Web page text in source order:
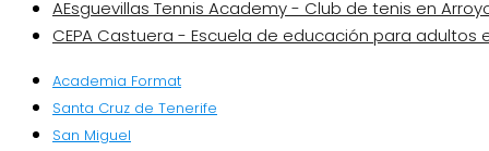
AEsguevillas Tennis Academy - Club de tenis en
CEPA Castuera - Escuela de educación para adultos
Academia Format
Santa Cruz de Tenerife
San Miguel